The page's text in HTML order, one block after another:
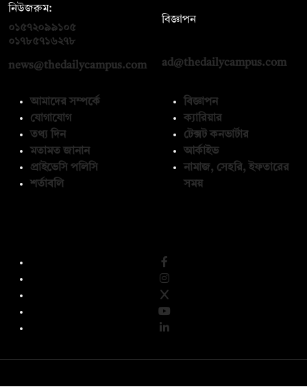
নিউজরুম:
০১৫৭২০৯৯১০৫
০১৭৮৫৭১৬২৭৮
news@thedailycampus.com
বিজ্ঞাপন
ad@thedailycampus.com
আমাদের সম্পর্কে
যোগাযোগ
তথ্য দিন
মতামত জানান
প্রাইভেসি পলিসি
শর্তাবলি
বিজ্ঞাপন
ক্যারিয়ার
টেক্সট কনভার্টার
আর্কাইভ
নামাজ, সেহরি, ইফতারের
সময়